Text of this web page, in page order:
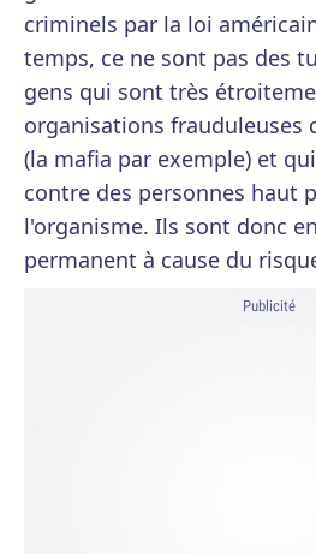
criminels par la loi
temps, ce ne sont pas des
gens qui sont très
organisations frauduleuses
(la mafia par exemple) et
contre des personnes haut
l'organisme. Ils sont donc
permanent à cause du
Publicité